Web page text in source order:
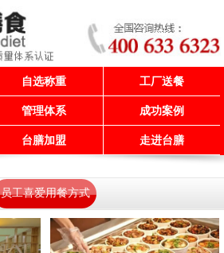
自选称重 工厂送餐
管理体系 成功案例
台膳加盟 走进台膳
员工喜爱用餐方式